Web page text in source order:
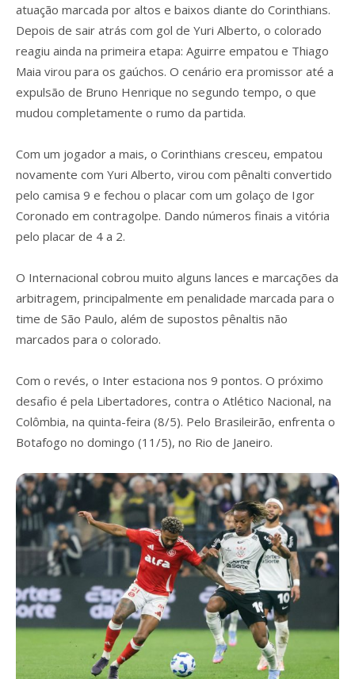
atuação marcada por altos e baixos diante do Corinthians.
Depois de sair atrás com gol de Yuri Alberto, o colorado
reagiu ainda na primeira etapa: Aguirre empatou e Thiago
Maia virou para os gaúchos. O cenário era promissor até a
expulsão de Bruno Henrique no segundo tempo, o que
mudou completamente o rumo da partida.
Com um jogador a mais, o Corinthians cresceu, empatou
novamente com Yuri Alberto, virou com pênalti convertido
pelo camisa 9 e fechou o placar com um golaço de Igor
Coronado em contragolpe. Dando números finais a vitória
pelo placar de 4 a 2.
O Internacional cobrou muito alguns lances e marcações da
arbitragem, principalmente em penalidade marcada para o
time de São Paulo, além de supostos pênaltis não
marcados para o colorado.
Com o revés, o Inter estaciona nos 9 pontos. O próximo
desafio é pela Libertadores, contra o Atlético Nacional, na
Colômbia, na quinta-feira (8/5). Pelo Brasileirão, enfrenta o
Botafogo no domingo (11/5), no Rio de Janeiro.